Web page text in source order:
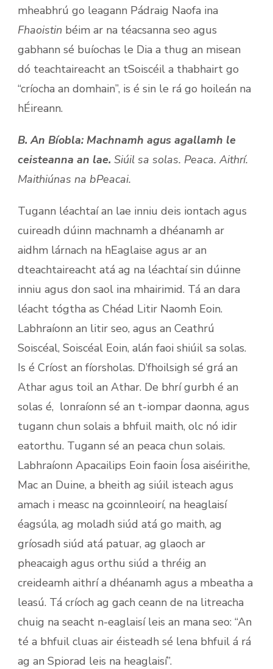
mheabhrú go leagann Pádraig Naofa ina
Fhaoistin béim ar na téacsanna seo agus
gabhann sé buíochas le Dia a thug an misean
dó teachtaireacht an tSoiscéil a thabhairt go
“críocha an domhain”, is é sin le rá go hoileán na
hÉireann.
B. An Bíobla: Machnamh agus agallamh le
ceisteanna an lae. Siúil sa solas. Peaca. Aithrí.
Maithiúnas na bPeacai.
Tugann léachtaí an lae inniu deis iontach agus
cuireadh dúinn machnamh a dhéanamh ar
aidhm lárnach na hEaglaise agus ar an
dteachtaireacht atá ag na léachtaí sin dúinne
inniu agus don saol ina mhairimid. Tá an dara
léacht tógtha as Chéad Litir Naomh Eoin.
Labhraíonn an litir seo, agus an Ceathrú
Soiscéal, Soiscéal Eoin, alán faoi shiúil sa solas.
Is é Críost an fíorsholas. D’fhoilsigh sé grá an
Athar agus toil an Athar. De bhrí gurbh é an
solas é, lonraíonn sé an t-iompar daonna, agus
tugann chun solais a bhfuil maith, olc nó idir
eatorthu. Tugann sé an peaca chun solais.
Labhraíonn Apacailips Eoin faoin Íosa aiséirithe,
Mac an Duine, a bheith ag siúil isteach agus
amach i measc na gcoinnleoirí, na heaglaisí
éagsúla, ag moladh siúd atá go maith, ag
gríosadh siúd atá patuar, ag glaoch ar
pheacaigh agus orthu siúd a thréig an
creideamh aithrí a dhéanamh agus a mbeatha a
leasú. Tá críoch ag gach ceann de na litreacha
chuig na seacht n-eaglaisí leis an mana seo: “An
té a bhfuil cluas air éisteadh sé lena bhfuil á rá
ag an Spiorad leis na heaglaisí”.